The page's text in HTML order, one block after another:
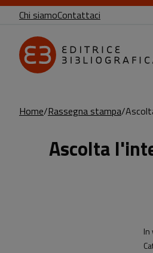
Chi siamoContattaci
Home Rassegna stampa
Ascolta
Sottotitolo non
In